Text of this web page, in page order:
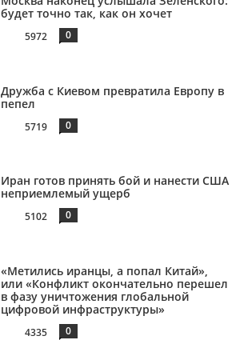
будет точно так, как он хочет
5972 0
Дружба с Киевом превратила Европу в
пепел
5719 0
Иран готов принять бой и нанести США
неприемлемый ущерб
5102 0
«Метились иранцы, а попал Китай»,
или «Конфликт окончательно перешел
в фазу уничтожения глобальной
цифровой инфраструктуры»
4335 0